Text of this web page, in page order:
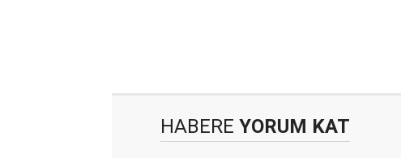
HABERE YORUM KAT